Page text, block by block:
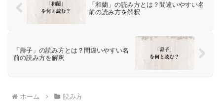
「和蘭」の読み方とは？間違いやすい名
前の読み方を解釈
「壽子」の読み方とは？間違いやすい名
前の読み方を解釈
ホーム 読み方